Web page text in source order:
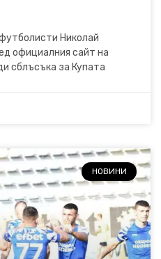
Николай
официалния сайт на
сблъсъка за Купата
НОВИНИ